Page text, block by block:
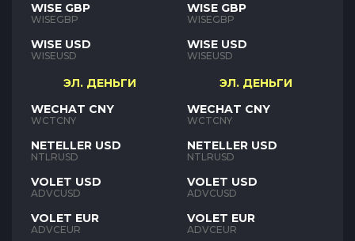
WISE GBP
WISEGBP
WISE USD
WISEUSD
ЭЛ. ДЕНЬГИ
WECHAT CNY
WCTCNY
NETELLER USD
NTLRUSD
VOLET USD
ADVCUSD
VOLET EUR
ADVCEUR
WISE GBP
WISEGBP
WISE USD
WISEUSD
ЭЛ. ДЕНЬГИ
WECHAT CNY
WCTCNY
NETELLER USD
NTLRUSD
VOLET USD
ADVCUSD
VOLET EUR
ADVCEUR